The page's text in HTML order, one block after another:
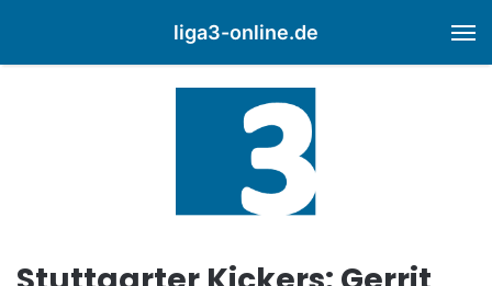
liga3-online.de